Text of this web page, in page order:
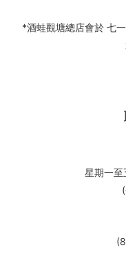
*酒蛙觀塘總店會於 七
星期一